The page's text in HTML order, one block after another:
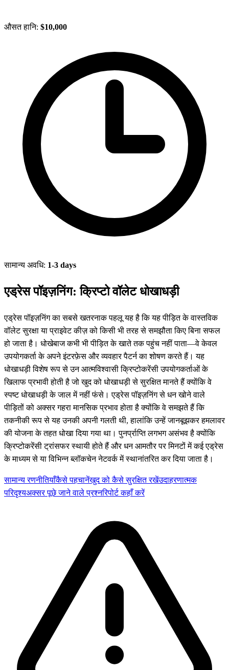
औसत हानि: $10,000
सामान्य अवधि: 1-3 days
एड्रेस पॉइज़निंग: क्रिप्टो वॉलेट धोखाधड़ी
एड्रेस पॉइज़निंग का सबसे खतरनाक पहलू यह है कि यह पीड़ित के वास्तविक
वॉलेट सुरक्षा या प्राइवेट कीज़ को किसी भी तरह से समझौता किए बिना सफल
हो जाता है। धोखेबाज कभी भी पीड़ित के खाते तक पहुंच नहीं पाता—वे केवल
उपयोगकर्ता के अपने इंटरफ़ेस और व्यवहार पैटर्न का शोषण करते हैं। यह
धोखाधड़ी विशेष रूप से उन आत्मविश्वासी क्रिप्टोकरेंसी उपयोगकर्ताओं के
खिलाफ प्रभावी होती है जो खुद को धोखाधड़ी से सुरक्षित मानते हैं क्योंकि वे
स्पष्ट धोखाधड़ी के जाल में नहीं फंसे। एड्रेस पॉइज़निंग से धन खोने वाले
पीड़ितों को अक्सर गहरा मानसिक प्रभाव होता है क्योंकि वे समझते हैं कि
तकनीकी रूप से यह उनकी अपनी गलती थी, हालांकि उन्हें जानबूझकर हमलावर
की योजना के तहत धोखा दिया गया था। पुनर्प्राप्ति लगभग असंभव है क्योंकि
क्रिप्टोकरेंसी ट्रांसफर स्थायी होते हैं और धन आमतौर पर मिनटों में कई एड्रेस
के माध्यम से या विभिन्न ब्लॉकचेन नेटवर्क में स्थानांतरित कर दिया जाता है।
सामान्य रणनीतियाँकैसे पहचानेंखुद को कैसे सुरक्षित रखेंउदाहरणात्मक
परिदृश्यअक्सर पूछे जाने वाले प्रश्नरिपोर्ट कहाँ करें